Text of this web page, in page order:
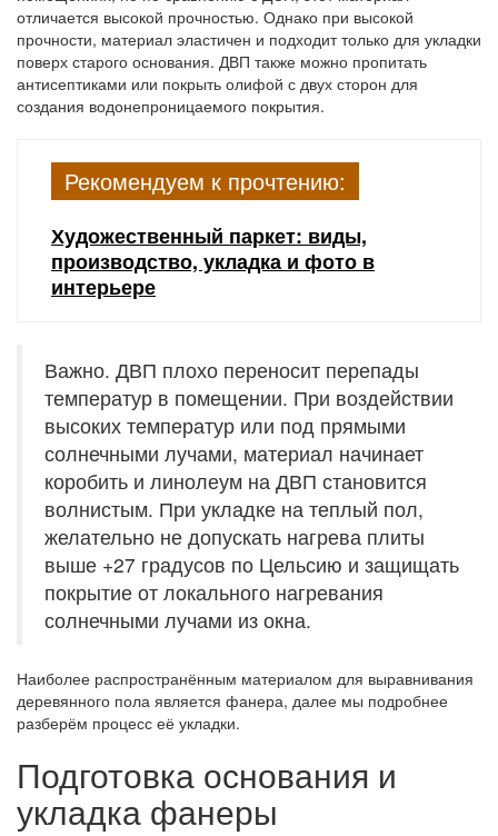
отличается высокой прочностью. Однако при высокой
прочности, материал эластичен и подходит только для укладки
поверх старого основания. ДВП также можно пропитать
антисептиками или покрыть олифой с двух сторон для
создания водонепроницаемого покрытия.
Рекомендуем к прочтению:
Художественный паркет: виды,
производство, укладка и фото в
интерьере
Важно. ДВП плохо переносит перепады
температур в помещении. При воздействии
высоких температур или под прямыми
солнечными лучами, материал начинает
коробить и линолеум на ДВП становится
волнистым. При укладке на теплый пол,
желательно не допускать нагрева плиты
выше +27 градусов по Цельсию и защищать
покрытие от локального нагревания
солнечными лучами из окна.
Наиболее распространённым материалом для выравнивания
деревянного пола является фанера, далее мы подробнее
разберём процесс её укладки.
Подготовка основания и
укладка фанеры